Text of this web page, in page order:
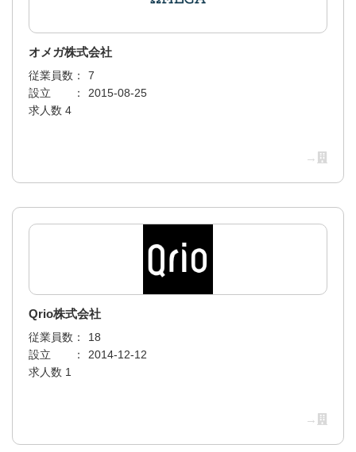
オメガ株式会社
従業員数：
7
設立 ：
2015-08-25
求人数 4
→
Qrio株式会社
従業員数：
18
設立 ：
2014-12-12
求人数 1
→